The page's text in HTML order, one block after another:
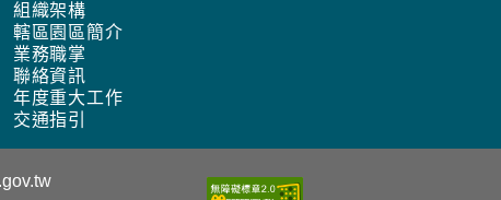
組織架構
轄區園區簡介
業務職掌
聯絡資訊
年度重大工作
交通指引